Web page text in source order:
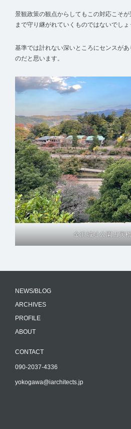
景観政策の観点からしてもこの対応こそ
まで守り継がれていくものではないでしょ
基準では計れない深いところにセンスが
のだと思います。
金沢城址公園丑寅
NEWS/BLOG
ARCHIVES
PROFILE
ABOUT
CONTACT
090-2037-4336
yokogawa@iarchitects.jp